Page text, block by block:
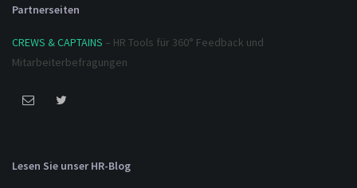
Partnerseiten
CREWS & CAPTAINS – HR Tools für 360° Feedback und
Mitarbeiterbefragungen
Lesen Sie unser HR-Blog